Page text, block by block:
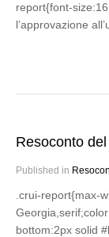
report{font-
l’approvazione
Resoconto
Published in
.crui-report{max-
bottom:2px solid